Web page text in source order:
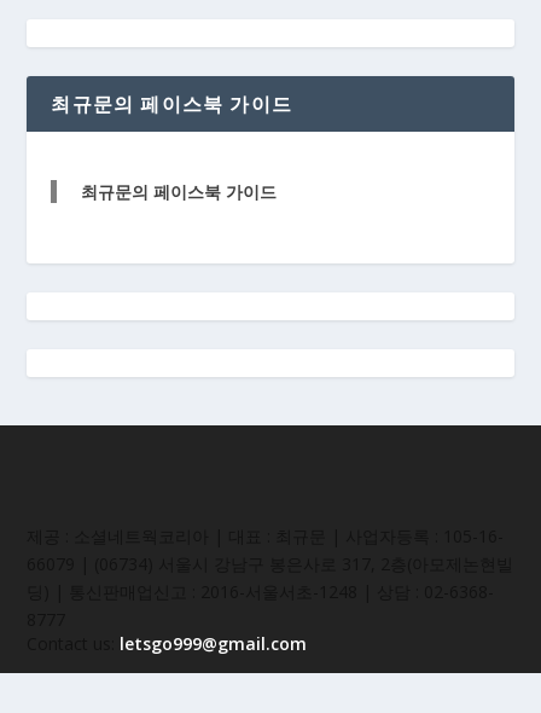
최규문의 페이스북 가이드
최규문의 페이스북 가이드
letsgo999@gmail.com